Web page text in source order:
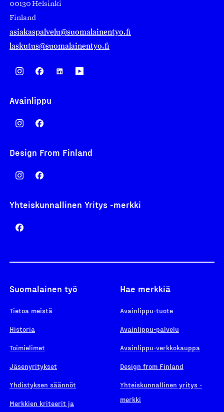
00130 Helsinki
Finland
asiakaspalvelu@suomalainentyo.fi
laskutus@suomalainentyo.fi
Avainlippu
Design From Finland
Yhteiskunnallinen Yritys -merkki
Suomalainen työ
Tietoa meistä
Historia
Toimielimet
Jäsenyritykset
Yhdistyksen säännöt
Merkkien kriteerit ja
Hae merkkiä
Avainlippu-tuote
Avainlippu-palvelu
Avainlippu-verkkokauppa
Design from Finland
Yhteiskunnallinen yritys -
merkki